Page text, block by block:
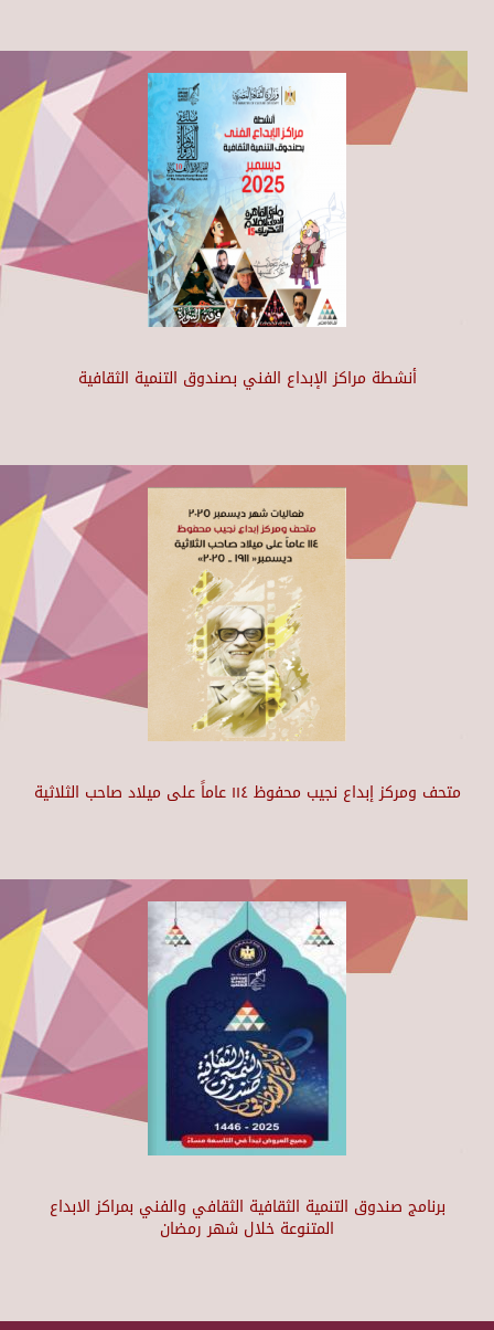
أنشطة مراكز الإبداع الفني بصندوق التنمية الثقافية
متحف ومركز إبداع نجيب محفوظ ١١٤ عاماً على ميلاد صاحب الثلاثية
برنامج صندوق التنمية الثقافية الثقافي والفني بمراكز الابداع
المتنوعة خلال شهر رمضان